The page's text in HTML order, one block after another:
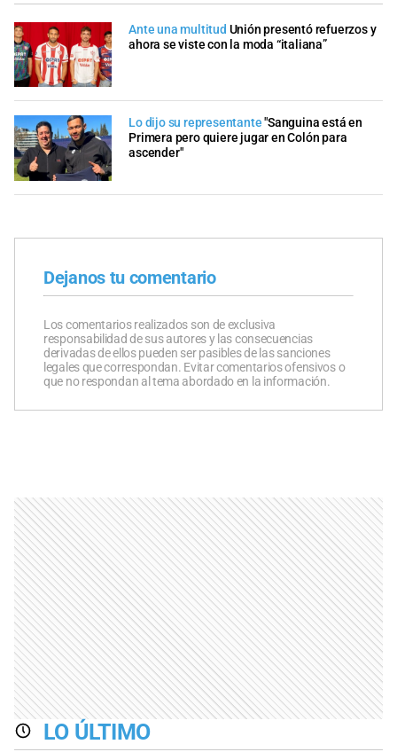
Ante una multitud Unión presentó refuerzos y
ahora se viste con la moda “italiana”
Lo dijo su representante"Sanguina está en
Primera pero quiere jugar en Colón para
ascender"
Dejanos tu comentario
Los comentarios realizados son de exclusiva
responsabilidad de sus autores y las consecuencias
derivadas de ellos pueden ser pasibles de las sanciones
legales que correspondan. Evitar comentarios ofensivos o
que no respondan al tema abordado en la información.
LO ÚLTIMO